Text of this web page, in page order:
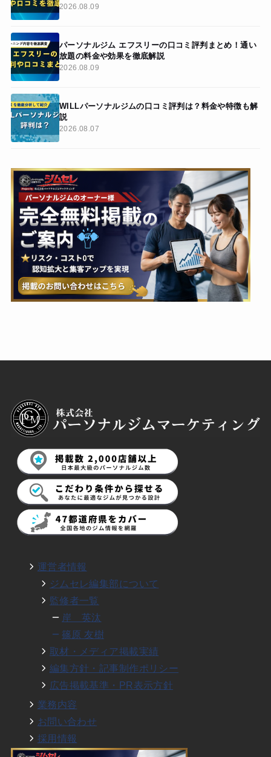
2026.08.09
パーソナルジム エフスリーの口コミ評判まとめ！通い
放題の料金や効果を徹底解説
2026.08.09
WILLパーソナルジムの口コミ評判は？料金や特徴も解
説
2026.08.07
運営者情報
ジムセレ編集部について
監修者一覧
岸 英汰
篠原 友樹
取材・メディア掲載実績
編集方針・記事制作ポリシー
広告掲載基準・PR表示方針
業務内容
お問い合わせ
採用情報